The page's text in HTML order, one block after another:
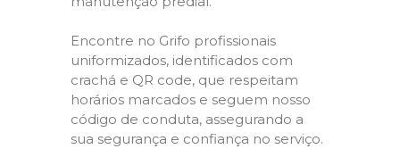
Encontre no Grifo profissionais
uniformizados, identificados com
crachá e QR code, que respeitam
horários marcados e seguem nosso
código de conduta, assegurando a
sua segurança e confiança no serviço.